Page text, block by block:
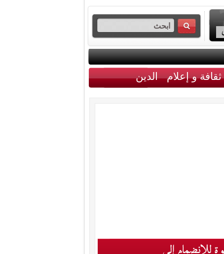
ثقافة و إعلام الدين